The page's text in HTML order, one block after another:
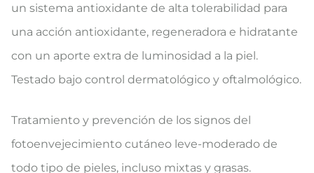
un sistema antioxidante de alta tolerabilidad para
una acción antioxidante, regeneradora e hidratante
con un aporte extra de luminosidad a la piel.
Testado bajo control dermatológico y oftalmológico.
Tratamiento y prevención de los signos del
fotoenvejecimiento cutáneo leve-moderado de
todo tipo de pieles, incluso mixtas y grasas.